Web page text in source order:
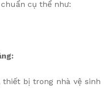
cụ thể như:
bị trong nhà vệ sinh